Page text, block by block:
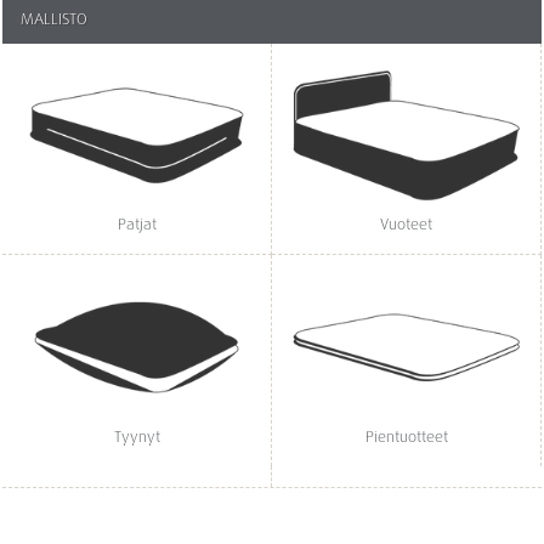
MALLISTO
Patjat Vuoteet
Tyynyt Pientuotteet